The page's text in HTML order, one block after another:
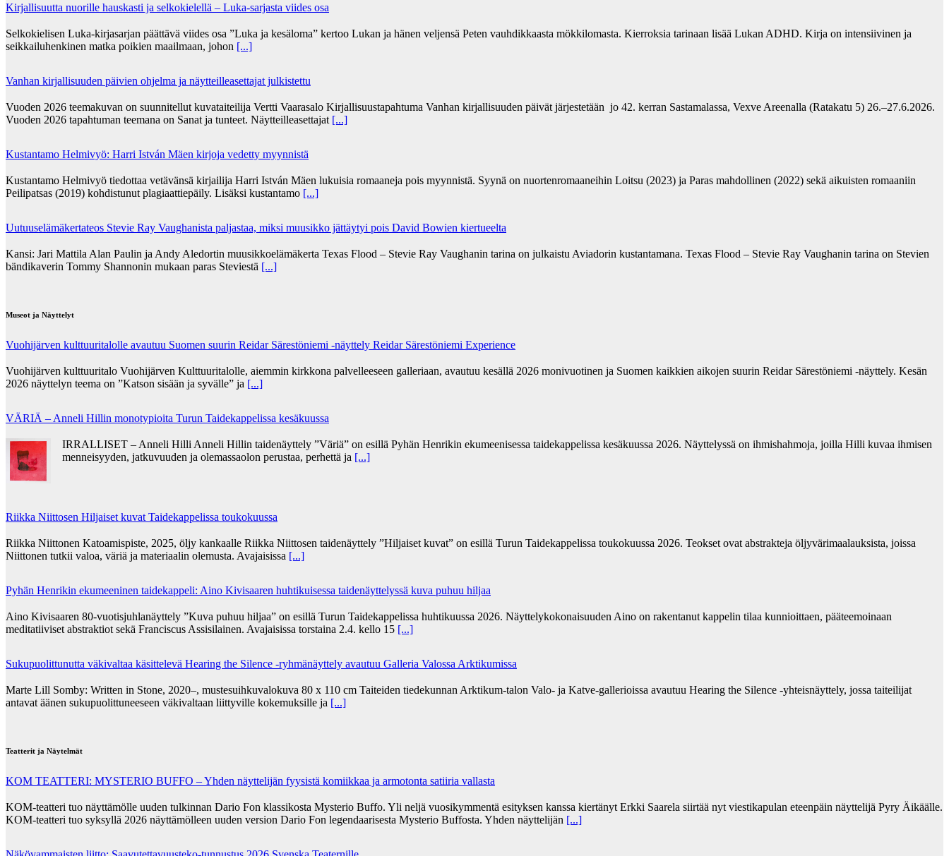
Kirjallisuutta nuorille hauskasti ja selkokielellä – Luka-sarjasta viides osa
Selkokielisen Luka-kirjasarjan päättävä viides osa ”Luka ja kesäloma” kertoo Lukan ja hänen veljensä Peten vauhdikkaasta mökkilomasta. Kierroksia tarinaan lisää Lukan ADHD. Kirja on intensiivinen ja
seikkailuhenkinen matka poikien maailmaan, johon [...]
Vanhan kirjallisuuden päivien ohjelma ja näytteilleasettajat julkistettu
Vuoden 2026 teemakuvan on suunnitellut kuvataiteilija Vertti Vaarasalo Kirjallisuustapahtuma Vanhan kirjallisuuden päivät järjestetään jo 42. kerran Sastamalassa, Vexve Areenalla (Ratakatu 5) 26.–27.6.2026.
Vuoden 2026 tapahtuman teemana on Sanat ja tunteet. Näytteilleasettajat [...]
Kustantamo Helmivyö: Harri István Mäen kirjoja vedetty myynnistä
Kustantamo Helmivyö tiedottaa vetävänsä kirjailija Harri István Mäen lukuisia romaaneja pois myynnistä. Syynä on nuortenromaaneihin Loitsu (2023) ja Paras mahdollinen (2022) sekä aikuisten romaaniin
Peilipatsas (2019) kohdistunut plagiaattiepäily. Lisäksi kustantamo [...]
Uutuuselämäkertateos Stevie Ray Vaughanista paljastaa, miksi muusikko jättäytyi pois David Bowien kiertueelta
Kansi: Jari Mattila Alan Paulin ja Andy Aledortin muusikkoelämäkerta Texas Flood – Stevie Ray Vaughanin tarina on julkaistu Aviadorin kustantamana. Texas Flood – Stevie Ray Vaughanin tarina on Stevien
bändikaverin Tommy Shannonin mukaan paras Steviestä [...]
Museot ja Näyttelyt
Vuohijärven kulttuuritalolle avautuu Suomen suurin Reidar Särestöniemi -näyttely Reidar Särestöniemi Experience
Vuohijärven kulttuuritalo Vuohijärven Kulttuuritalolle, aiemmin kirkkona palvelleeseen galleriaan, avautuu kesällä 2026 monivuotinen ja Suomen kaikkien aikojen suurin Reidar Särestöniemi -näyttely. Kesän
2026 näyttelyn teema on ”Katson sisään ja syvälle” ja [...]
VÄRIÄ – Anneli Hillin monotypioita Turun Taidekappelissa kesäkuussa
IRRALLISET – Anneli Hilli Anneli Hillin taidenäyttely ”Väriä” on esillä Pyhän Henrikin ekumeenisessa taidekappelissa kesäkuussa 2026. Näyttelyssä on ihmishahmoja, joilla Hilli kuvaa ihmisen
menneisyyden, jatkuvuuden ja olemassaolon perustaa, perhettä ja [...]
Riikka Niittosen Hiljaiset kuvat Taidekappelissa toukokuussa
Riikka Niittonen Katoamispiste, 2025, öljy kankaalle Riikka Niittosen taidenäyttely ”Hiljaiset kuvat” on esillä Turun Taidekappelissa toukokuussa 2026. Teokset ovat abstrakteja öljyvärimaalauksista, joissa
Niittonen tutkii valoa, väriä ja materiaalin olemusta. Avajaisissa [...]
Pyhän Henrikin ekumeeninen taidekappeli: Aino Kivisaaren huhtikuisessa taidenäyttelyssä kuva puhuu hiljaa
Aino Kivisaaren 80-vuotisjuhlanäyttely ”Kuva puhuu hiljaa” on esillä Turun Taidekappelissa huhtikuussa 2026. Näyttelykokonaisuuden Aino on rakentanut kappelin tilaa kunnioittaen, pääteemoinaan
meditatiiviset abstraktiot sekä Franciscus Assisilainen. Avajaisissa torstaina 2.4. kello 15 [...]
Sukupuolittunutta väkivaltaa käsittelevä Hearing the Silence -ryhmänäyttely avautuu Galleria Valossa Arktikumissa
Marte Lill Somby: Written in Stone, 2020–, mustesuihkuvalokuva 80 x 110 cm Taiteiden tiedekunnan Arktikum-talon Valo- ja Katve-gallerioissa avautuu Hearing the Silence -yhteisnäyttely, jossa taiteilijat
antavat äänen sukupuolittuneeseen väkivaltaan liittyville kokemuksille ja [...]
Teatterit ja Näytelmät
KOM TEATTERI: MYSTERIO BUFFO – Yhden näyttelijän fyysistä komiikkaa ja armotonta satiiria vallasta
KOM-teatteri tuo näyttämölle uuden tulkinnan Dario Fon klassikosta Mysterio Buffo. Yli neljä vuosikymmentä esityksen kanssa kiertänyt Erkki Saarela siirtää nyt viestikapulan eteenpäin näyttelijä Pyry Äikäälle.
KOM-teatteri tuo syksyllä 2026 näyttämölleen uuden version Dario Fon legendaarisesta Mysterio Buffosta. Yhden näyttelijän [...]